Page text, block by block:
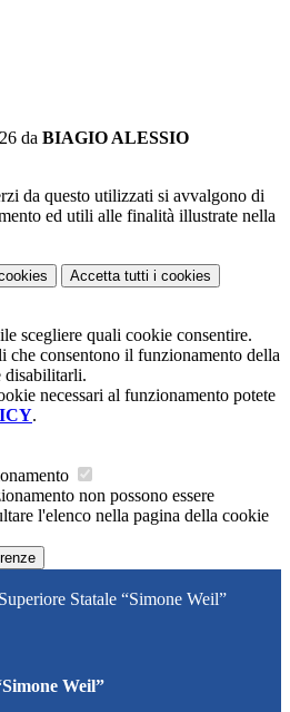
da BIAGIO ALESSIO
da questo utilizzati si avvalgono di
ed utili alle finalità illustrate nella
Accetta tutti i cookies
scegliere quali cookie consentire.
che consentono il funzionamento della
disabilitarli.
necessari al funzionamento potete
.
non possono essere
l'elenco nella pagina della cookie
Statale “Simone Weil”
Weil”